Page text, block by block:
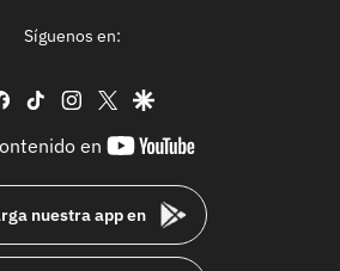
Síguenos en:
facebook
tiktok instagram
twittergoogle
en
youtube-
nuestra app en